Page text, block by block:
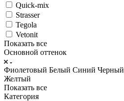
Quick-mix
Strasser
Tegola
Vetonit
Показать все
Основной оттенок
Фиолетовый Белый Синий Черный
Желтый
Показать все
Категория